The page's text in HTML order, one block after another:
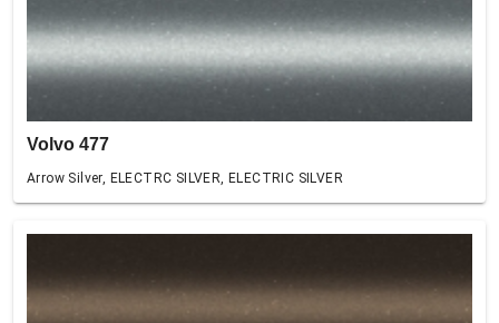
Volvo 477
Arrow Silver, ELECTRC SILVER, ELECTRIC SILVER